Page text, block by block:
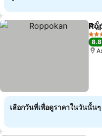
แชร์
3 ดา
8.8
เลือกวันที่เพื่อดูราคาในวันนั้นๆ